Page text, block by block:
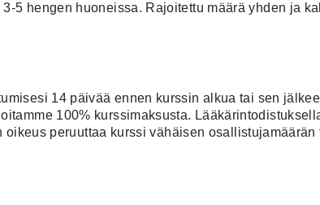
5 hengen huoneissa. Rajoitettu määrä yhden ja
14 päivää ennen kurssin alkua tai sen
100% kurssimaksusta.
oikeus peruuttaa kurssi vähäisen